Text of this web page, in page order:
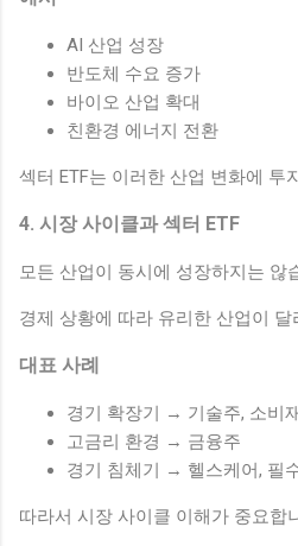
AI 산업 성장
반도체 수요 증가
바이오 산업 확대
친환경 에너지 전환
섹터 ETF는 이러한 산업 변화에 투
4. 시장 사이클과 섹터 ETF
모든 산업이 동시에 성장하지는 않
경제 상황에 따라 유리한 산업이 달
대표 사례
경기 확장기 → 기술주, 소비
고금리 환경 → 금융주
경기 침체기 → 헬스케어, 필
따라서 시장 사이클 이해가 중요합